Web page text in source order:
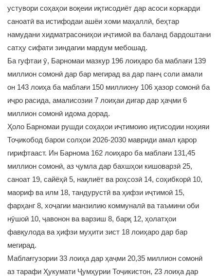
устувори соҳаҳои воқеии иқтисодиёт дар асоси коркарди
саноатӣ ва истифодаи ашёи хоми маҳаллӣ, беҳтар
намудани хидматрасониҳои иҷтимоӣ ва баланд бардоштани
сатҳу сифати зиндагии мардум мебошад.
Ба гуфтаи ӯ, Барномаи мазкур 196 лоиҳаро ба маблағи 139
миллион сомонӣ дар бар мегирад ва дар панҷ соли амали
он 143 лоиҳа ба маблағи 150 миллиону 106 ҳазор сомонӣ ба
иҷро расида, амалисозии 7 лоиҳаи дигар дар ҳаҷми 6
миллион сомонӣ идома дорад.
Ҳоло Барномаи рушди соҳаҳои иҷтимоию иқтисодии ноҳияи
Тоҷикобод барои солҳои 2026-2030 мавриди амал қарор
гирифтааст. Ин Барнома 162 лоиҳаро ба маблағи 131,45
миллион сомонӣ, аз ҷумла дар бахшҳои кишоварзӣ 25,
саноат 19, сайёҳӣ 5, нақлиёт ва роҳсозӣ 14, соҳибкорӣ 10,
маориф ва илм 18, тандурустӣ ва ҳифзи иҷтимоӣ 15,
фарҳанг 8, хоҷагии манзилию коммуналӣ ва таъмини оби
нӯшоӣ 10, ҷавонон ва варзиш 8, барқ 12, ҳолатҳои
фавқулода ва ҳифзи муҳити зист 18 лоиҳаро дар бар
мегирад.
Маблағгузории 33 лоиҳа дар ҳаҷми 20,35 миллион сомонӣ
аз тарафи Ҳукумати Ҷумҳурии Тоҷикистон, 23 лоиҳа дар